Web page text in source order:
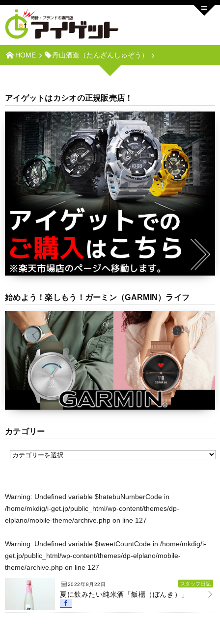
HOME 丹山酒造（たんざんしゅぞう）
アイゲットはカシオの正規販売店！
始めよう！楽しもう！ガーミン（GARMIN）ライフ
カテゴリー
Warning: Undefined variable $hatebuNumberCode in
/home/mkdig/i-get.jp/public_html/wp-content/themes/dp-
elplano/mobile-theme/archive.php on line 127
Warning: Undefined variable $tweetCountCode in /home/mkdig/i-
get.jp/public_html/wp-content/themes/dp-elplano/mobile-
theme/archive.php on line 127
2022年8月22日 スタッフ日記
夏に飲みたい純米酒「飯櫃（ぼんき）」